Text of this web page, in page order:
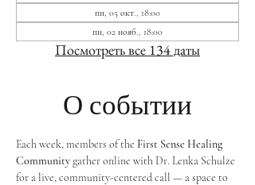
пн, 05 окт., 18:00
пн, 02 нояб., 18:00
Посмотреть все 134 даты
О событии
Each week, members of the First Sense Healing
Community gather online with Dr. Lenka Schulze
for a live, community-centered call — a space to